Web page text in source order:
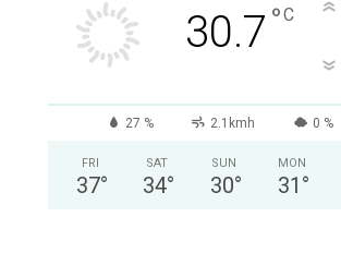
30.7 °C
27 % 2.1kmh 0 %
FRI
37°
SAT
34°
SUN
30°
MON
31 °